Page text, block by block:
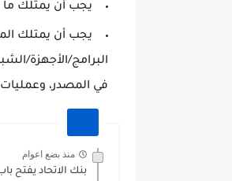
يجب أن يمتلك ما لا يقل عن 8 سنوات من قيادة تعريف وتطوير
يجب أن يمتلك
البرامج/الأجهزة/
في المصدر، وعمليات
منذ بضع اعوام
بنك الاتحاد يفتح